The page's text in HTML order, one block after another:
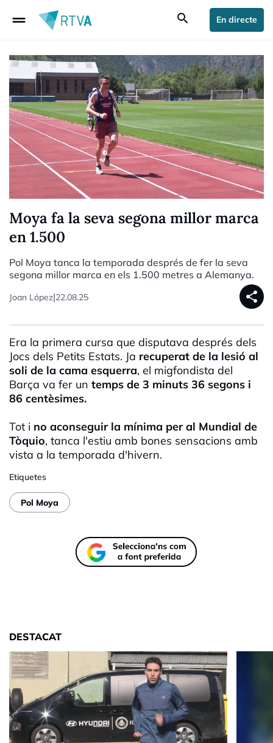
drag_handle search En directe
Moya fa la seva segona millor marca
en 1.500
Pol Moya tanca la temporada després de fer la seva
segona millor marca en els 1.500 metres a Alemanya.
Joan López|22.08.25 share
Era la primera cursa que disputava després dels
Jocs dels Petits Estats. Ja recuperat de la lesió al
soli de la cama esquerra, el migfondista del
Barça va fer un temps de 3 minuts 36 segons i
86 centèsimes.
Tot i no aconseguir la mínima per al Mundial de
Tòquio, tanca l'estiu amb bones sensacions amb
vista a la temporada d'hivern.
Etiquetes
Pol Moya
DESTACAT